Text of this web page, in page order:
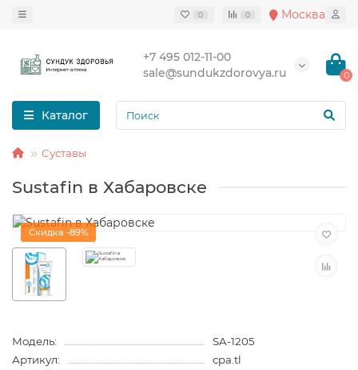
0 0 Москва
+7 495 012-11-00
sale@sundukzdorovya.ru
0
Каталог
Суставы
Sustafin в Хабаровске
Скидка -89%
Модель:
SA-1205
Артикул:
cpa.tl